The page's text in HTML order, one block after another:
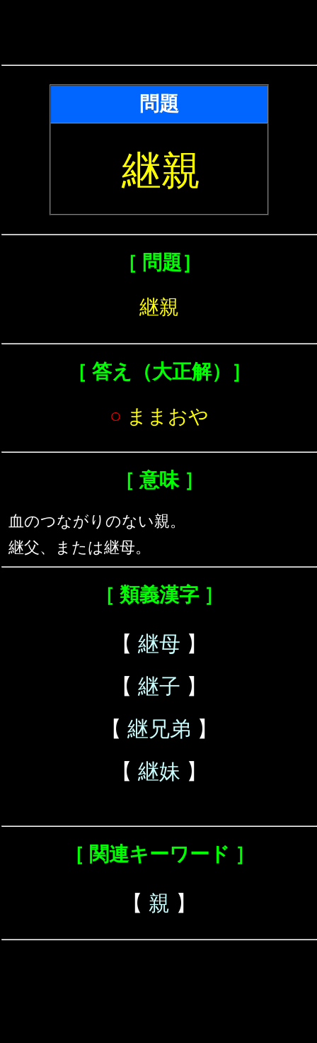
問題
継親
［ 問題］
継親
［ 答え（大正解）］
○ ままおや
［ 意味 ］
血のつながりのない親。
継父、または継母。
［ 類義漢字 ］
【 継母 】
【 継子 】
【 継兄弟 】
【 継妹 】
［ 関連キーワード ］
【 親 】